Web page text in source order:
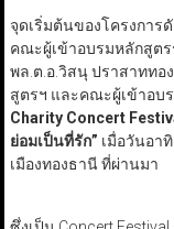
จุดเริ่มต้นของโครงการ
คณะผู้เข้าอบรมหลักสูตร
พล.ต.อ.วิสนุ ปราสาททอ
สูตรฯ และคณะผู้เข้าอบ
Charity Concert
ย่อมเป็นที่รัก” เมื่อวันอา
เมืองทองธานี ที่ผ่านมา